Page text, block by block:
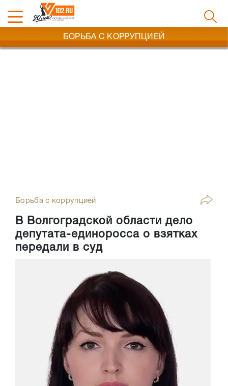
БОРЬБА С КОРРУПЦИЕЙ
Борьба с коррупцией
В Волгоградской области дело
депутата-единоросса о взятках
передали в суд